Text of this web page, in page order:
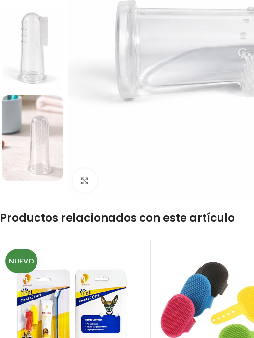
Productos relacionados con este artículo
NUEVO